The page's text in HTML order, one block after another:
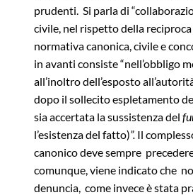
prudenti. Si parla di
civile, nel rispetto della
normativa canonica, civile e
in avanti consiste “nell’obbligo
all’inoltro dell’esposto
dopo il sollecito espletamento
sia accertata la sussistenza del
l’esistenza del fatto)”. Il
canonico deve sempre
comunque, viene indicato che
denuncia, come invece è stata